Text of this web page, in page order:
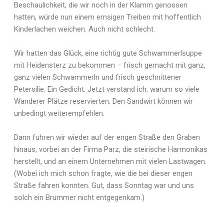
Beschaulichkeit, die wir noch in der Klamm genossen
hatten, würde nun einem emsigen Treiben mit hoffentlich
Kinderlachen weichen. Auch nicht schlecht.
Wir hatten das Glück, eine richtig gute Schwammerlsuppe
mit Heidensterz zu bekommen – frisch gemacht mit ganz,
ganz vielen Schwammerln und frisch geschnittener
Petersilie. Ein Gedicht. Jetzt verstand ich, warum so viele
Wanderer Plätze reservierten. Den Sandwirt können wir
unbedingt weiterempfehlen.
Dann fuhren wir wieder auf der engen Straße den Graben
hinaus, vorbei an der Firma Parz, die steirische Harmonikas
herstellt, und an einem Unternehmen mit vielen Lastwagen.
(Wobei ich mich schon fragte, wie die bei dieser engen
Straße fahren konnten. Gut, dass Sonntag war und uns
solch ein Brummer nicht entgegenkam.)